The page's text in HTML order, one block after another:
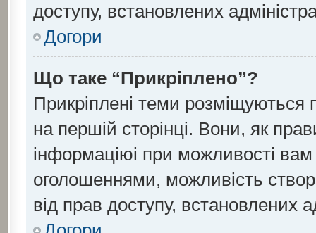
доступу, встановлених
Догори
Що таке “Прикріплено”?
Прикріплені теми
на першій сторінці. Вони, як
інформаціюі при можливості вам
оголошеннями, можливість
від прав доступу, встановлених